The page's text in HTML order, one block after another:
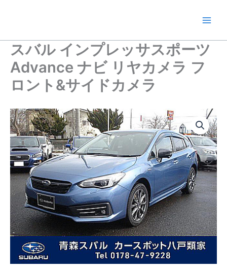
ス スバル インプレッサスポーツ
Advance ナビ リヤカメラ フ
ロント&サイドカメラ